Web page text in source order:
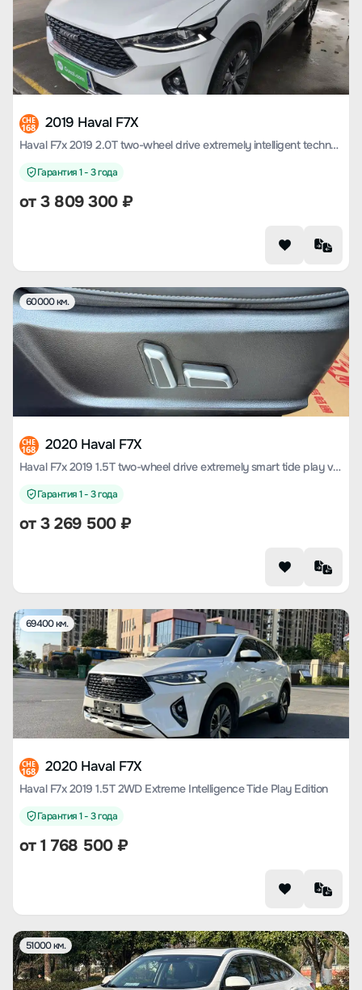
CHE
168 2019 Haval F7X
Haval F7x 2019 2.0T two-wheel drive extremely intelligent technology version
Гарантия 1 - 3 года
от3 809 300₽
60000 км.
CHE
168 2020 Haval F7X
Haval F7x 2019 1.5T two-wheel drive extremely smart tide play version
Гарантия 1 - 3 года
от3 269 500₽
69400 км.
CHE
168 2020 Haval F7X
Haval F7x 2019 1.5T 2WD Extreme Intelligence Tide Play Edition
Гарантия 1 - 3 года
от1 768 500₽
51000 км.